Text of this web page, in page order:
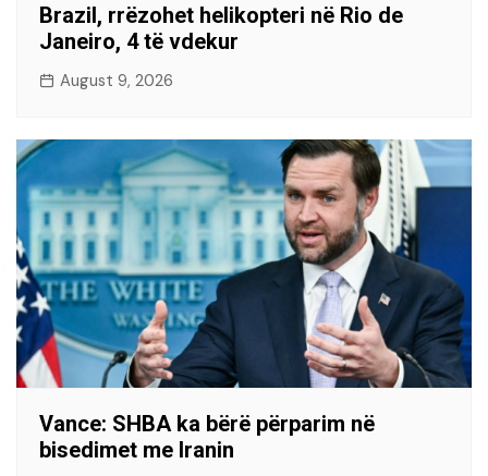
Brazil, rrëzohet helikopteri në Rio de
Janeiro, 4 të vdekur
August 9, 2026
Vance: SHBA ka bërë përparim në
bisedimet me Iranin